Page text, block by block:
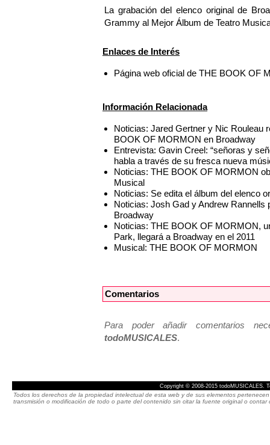
La grabación del elenco original de
Grammy al Mejor Álbum de Teatro
Enlaces de Interés
Página web oficial de THE BOOK OF
Información Relacionada
Noticias: Jared Gertner y Nic Rouleau
BOOK OF MORMON en Broadway
Entrevista: Gavin Creel: “señoras y
habla a través de su fresca nueva
Noticias: THE BOOK OF MORMON
Musical
Noticias: Se edita el álbum del elenco
Noticias: Josh Gad y Andrew
Broadway
Noticias: THE BOOK OF MORMON,
Park, llegará a Broadway en el 2011
Musical: THE BOOK OF MORMON
Comentarios
Para poder añadir comentarios
todoMUSICALES.
Copyright © 2008-2015 todoMUSICALES.
Todos los derechos de la propiedad intelectual de esta web y de sus elementos
transmisión o modificación de todo o parte del contenido sin citar la fuente original o